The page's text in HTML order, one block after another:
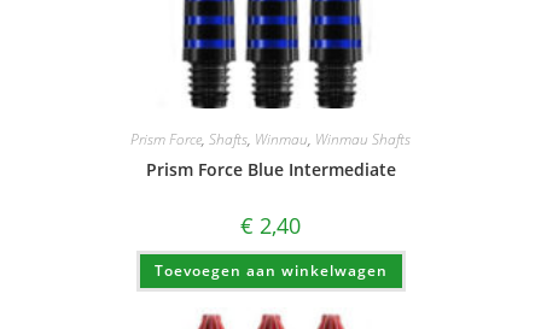
Prism Force, Shafts, Winmau, Winmau Shafts
Prism Force Blue Intermediate
€ 2,40
Toevoegen aan winkelwagen